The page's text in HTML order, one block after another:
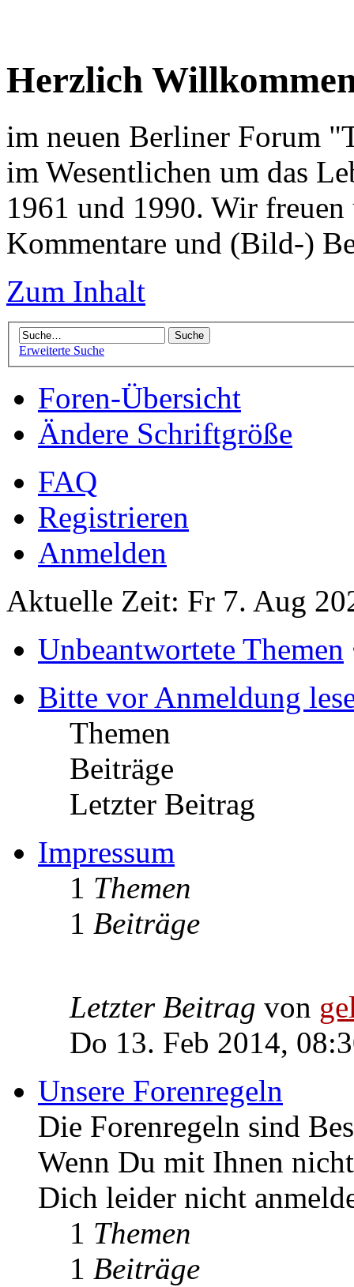
Herzlich
im neuen Berliner Forum
im Wesentlichen um das
1961 und 1990. Wir freuen
Kommentare und (Bild-)
Zum Inhalt
Erweiterte Suche
Foren-Übersicht
Ändere Schriftgröße
FAQ
Registrieren
Anmelden
Aktuelle Zeit: Fr 7. Aug
Unbeantwortete Themen
Bitte vor Anmeldung
Themen
Beiträge
Letzter Beitrag
Impressum
1 Themen
1 Beiträge
Letzter Beitrag von
Do 13. Feb 2014,
Unsere Forenregeln
Die Forenregeln sind
Wenn Du mit Ihnen
Dich leider nicht
1 Themen
1 Beiträge